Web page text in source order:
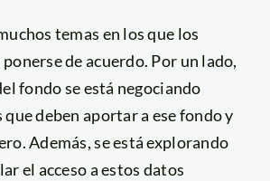
temas en los que los
de acuerdo. Por un lado,
fondo se está negociando
que deben aportar a ese fondo y
Además, se está explorando
el acceso a estos datos